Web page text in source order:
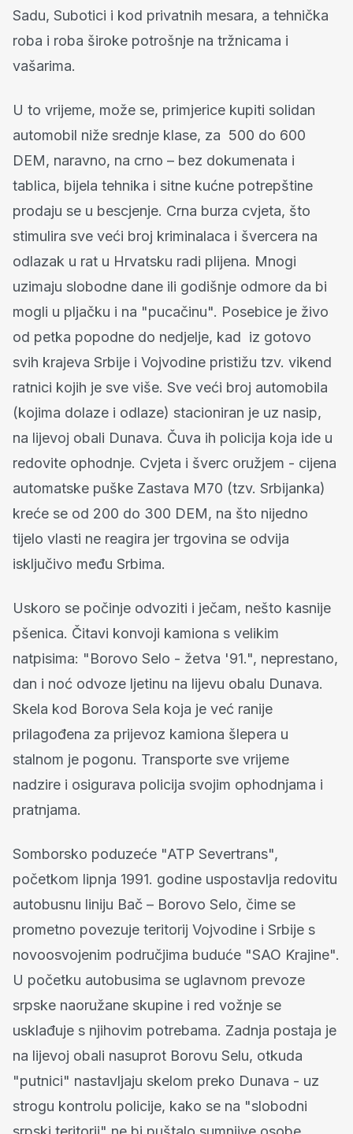
Sadu, Subotici i kod privatnih mesara, a tehnička
roba i roba široke potrošnje na tržnicama i
vašarima.
U to vrijeme, može se, primjerice kupiti solidan
automobil niže srednje klase, za 500 do 600
DEM, naravno, na crno – bez dokumenata i
tablica, bijela tehnika i sitne kućne potrepštine
prodaju se u bescjenje. Crna burza cvjeta, što
stimulira sve veći broj kriminalaca i švercera na
odlazak u rat u Hrvatsku radi plijena. Mnogi
uzimaju slobodne dane ili godišnje odmore da bi
mogli u pljačku i na "pucačinu". Posebice je živo
od petka popodne do nedjelje, kad iz gotovo
svih krajeva Srbije i Vojvodine pristižu tzv. vikend
ratnici kojih je sve više. Sve veći broj automobila
(kojima dolaze i odlaze) stacioniran je uz nasip,
na lijevoj obali Dunava. Čuva ih policija koja ide u
redovite ophodnje. Cvjeta i šverc oružjem - cijena
automatske puške Zastava M70 (tzv. Srbijanka)
kreće se od 200 do 300 DEM, na što nijedno
tijelo vlasti ne reagira jer trgovina se odvija
isključivo među Srbima.
Uskoro se počinje odvoziti i ječam, nešto kasnije
pšenica. Čitavi konvoji kamiona s velikim
natpisima: "Borovo Selo - žetva '91.", neprestano,
dan i noć odvoze ljetinu na lijevu obalu Dunava.
Skela kod Borova Sela koja je već ranije
prilagođena za prijevoz kamiona šlepera u
stalnom je pogonu. Transporte sve vrijeme
nadzire i osigurava policija svojim ophodnjama i
pratnjama.
Somborsko poduzeće "ATP Severtrans",
početkom lipnja 1991. godine uspostavlja redovitu
autobusnu liniju Bač – Borovo Selo, čime se
prometno povezuje teritorij Vojvodine i Srbije s
novoosvojenim područjima buduće "SAO Krajine".
U početku autobusima se uglavnom prevoze
srpske naoružane skupine i red vožnje se
usklađuje s njihovim potrebama. Zadnja postaja je
na lijevoj obali nasuprot Borovu Selu, otkuda
"putnici" nastavljaju skelom preko Dunava - uz
strogu kontrolu policije, kako se na "slobodni